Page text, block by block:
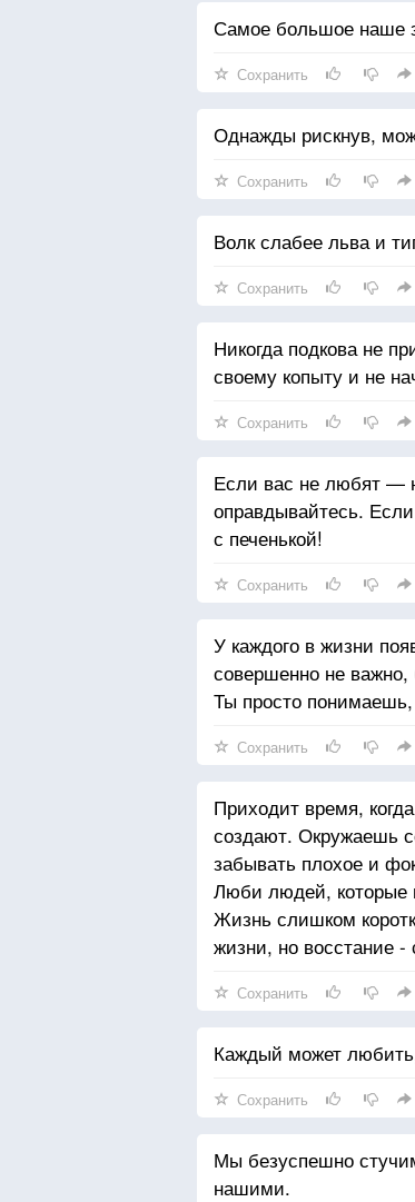
Самое большое наше
Сохранить
Однажды рискнув,
Сохранить
Волк слабее льва и
Сохранить
Никогда подкова не
своему копыту и не
Сохранить
Если вас не любят —
оправдывайтесь.
с печенькой!
Сохранить
У каждого в жизни
совершенно не
Ты просто
Сохранить
Приходит время,
создают. Окружаешь
забывать плохое и
Люби людей, которые
Жизнь слишком
жизни, но восстание -
Сохранить
Каждый может
Сохранить
Мы безуспешно
нашими.